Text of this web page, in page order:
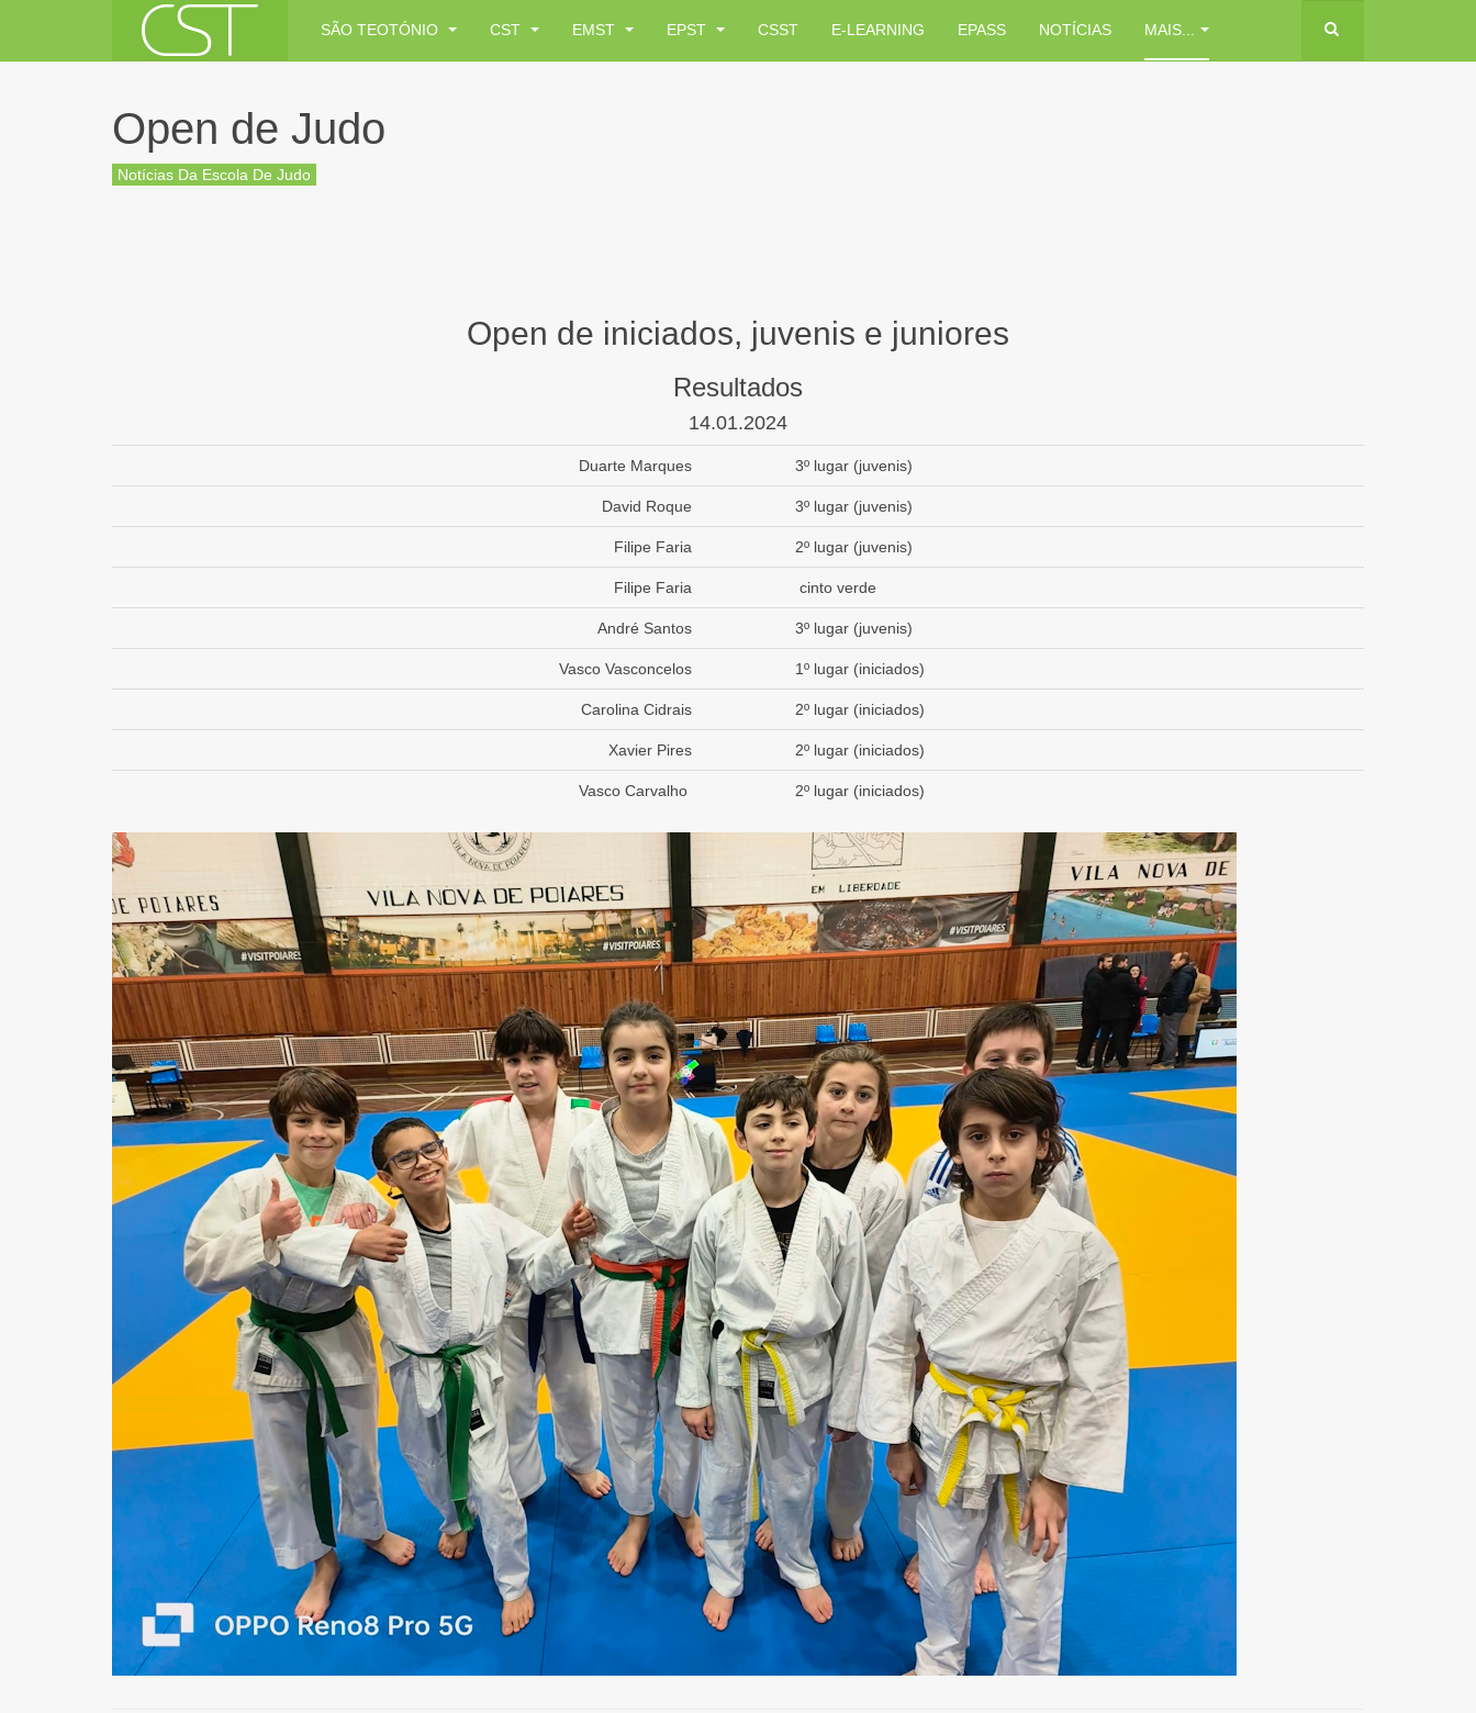
SÃO TEOTÓNIO CST EMST EPST CSST E-LEARNING EPASS NOTÍCIAS MAIS...
Open de Judo
Notícias Da Escola De Judo
Open de iniciados, juvenis e juniores
Resultados
14.01.2024
Duarte Marques 3º lugar (juvenis)
David Roque 3º lugar (juvenis)
Filipe Faria 2º lugar (juvenis)
Filipe Faria cinto verde
André Santos 3º lugar (juvenis)
Vasco Vasconcelos 1º lugar (iniciados)
Carolina Cidrais 2º lugar (iniciados)
Xavier Pires 2º lugar (iniciados)
Vasco Carvalho 2º lugar (iniciados)